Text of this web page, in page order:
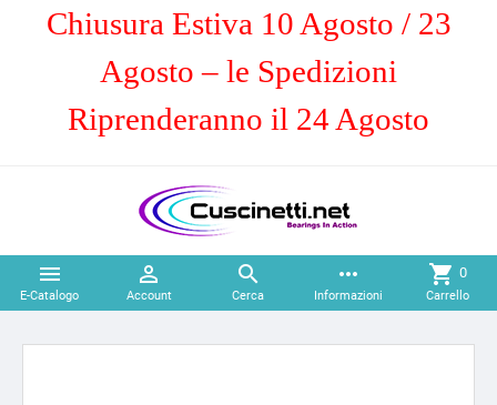
Chiusura Estiva 10 Agosto / 23
Agosto – le Spedizioni
Riprenderanno il 24 Agosto

E-Catalogo

Account

Cerca
more_horiz
Informazioni
shopping_cart 0
Carrello